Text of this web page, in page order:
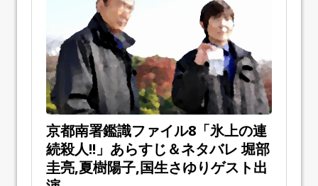
京都南署鑑識ファイル8「氷上の連
続殺人!!」あらすじ＆ネタバレ 堀部
圭亮,夏樹陽子,国生さゆりゲスト出